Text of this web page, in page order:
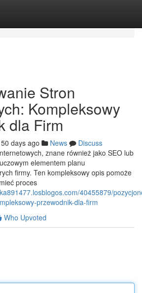
Stron
Kompleksowy
dla Firm
50 days ago News
Discuss
znane również jako SEO lub
elementem planu
firmy. Ten kompleksowy opis pomoże
proces
40455879/
przewodnik-dla-firm
Who Upvoted